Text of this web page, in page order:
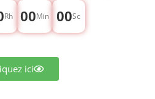
Rh 00Min 00Sc
ici